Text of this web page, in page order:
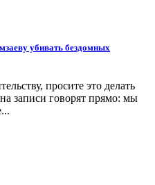
убивать бездомных
просите это делать
записи говорят прямо: мы